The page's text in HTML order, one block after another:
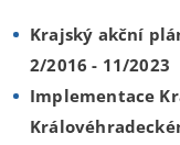
Krajský akční
2/2016 - 11/2023
Implementace